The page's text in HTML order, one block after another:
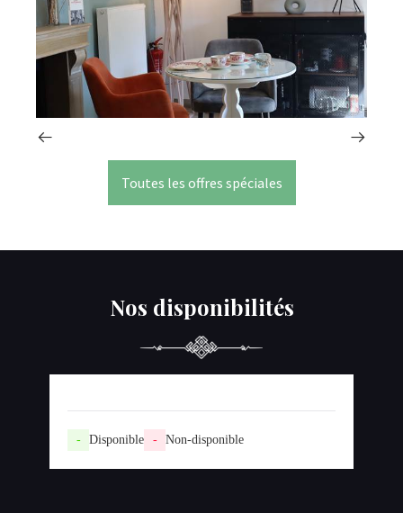
Toutes les offres spéciales
Nos disponibilités
- Disponible - Non-disponible